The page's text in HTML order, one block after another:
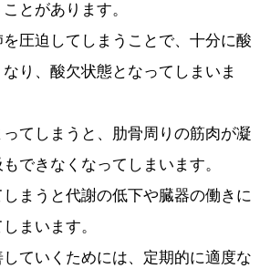
とがあります。
圧迫してしまうことで、十分に酸
り、酸欠状態となってしまいま
てしまうと、肋骨周りの筋肉が凝
できなくなってしまいます。
まうと代謝の低下や臓器の働きに
まいます。
ていくためには、定期的に適度な